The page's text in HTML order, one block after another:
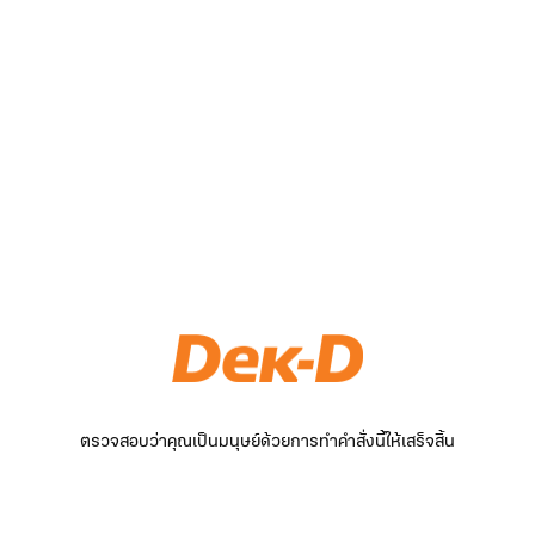
ตรวจสอบว่าคุณเป็นมนุษย์ด้วยการทำคำสั่งนี้ให้เสร็จสิ้น